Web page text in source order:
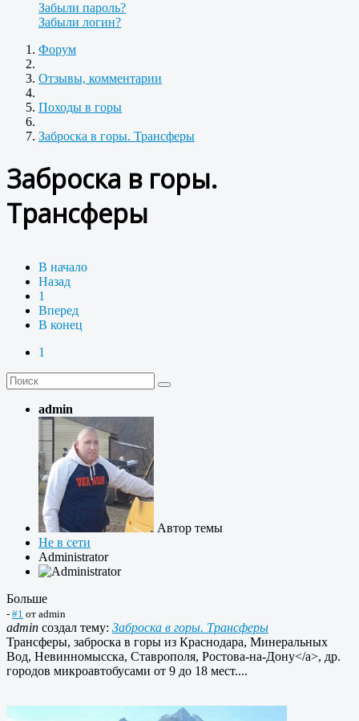
Забыли пароль?
Забыли логин?
Форум
Отзывы, комментарии
Походы в горы
Заброска в горы. Трансферы
Заброска в горы.
Трансферы
В начало
Назад
1
Вперед
В конец
1
admin
Автор темы
Не в сети
Administrator
Больше
- #1 от admin
admin создал тему: Заброска в горы. Трансферы
Трансферы, заброска в горы из Краснодара, Минеральных
Вод, Невинномысска, Ставрополя, Ростова-на-Дону</a>, др.
городов микроавтобусами от 9 до 18 мест....